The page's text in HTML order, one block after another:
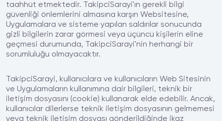
taahhüt etmektedir. TakipciSarayi'ın gerekli bilgi
güvenliği önlemlerini almasına karşın Websitesine,
Uygulamalara ve sisteme yapılan saldırılar sonucunda
gizli bilgilerin zarar görmesi veya üçüncü kişilerin eline
geçmesi durumunda, TakipciSarayi'nin herhangi bir
sorumluluğu olmayacaktır.
TakipciSarayi, kullanıcılara ve kullanıcıların Web Sitesinin
ve Uygulamaların kullanımına dair bilgileri, teknik bir
iletişim dosyasını (cookie) kullanarak elde edebilir. Ancak,
kullanıcılar dilerlerse teknik iletişim dosyasının gelmemesi
veya teknik iletişim dosyası gönderildiğinde ikaz